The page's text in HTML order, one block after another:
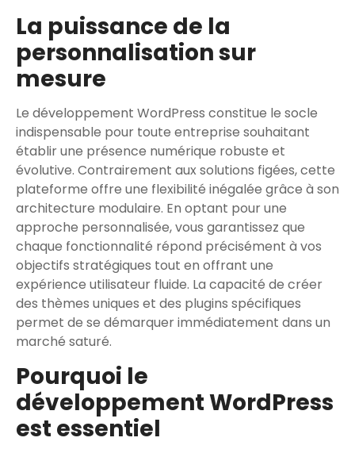
La puissance de la
personnalisation sur
mesure
Le développement WordPress constitue le socle
indispensable pour toute entreprise souhaitant
établir une présence numérique robuste et
évolutive. Contrairement aux solutions figées, cette
plateforme offre une flexibilité inégalée grâce à son
architecture modulaire. En optant pour une
approche personnalisée, vous garantissez que
chaque fonctionnalité répond précisément à vos
objectifs stratégiques tout en offrant une
expérience utilisateur fluide. La capacité de créer
des thèmes uniques et des plugins spécifiques
permet de se démarquer immédiatement dans un
marché saturé.
Pourquoi le
développement WordPress
est essentiel